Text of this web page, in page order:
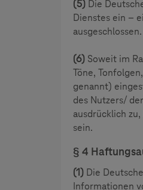
(5) Die
Dienstes ein –
ausgeschlossen.
(6) Soweit im
Töne,
genannt)
des Nutzers/
ausdrücklich
sein.
§ 4
(1) Die
Informationen